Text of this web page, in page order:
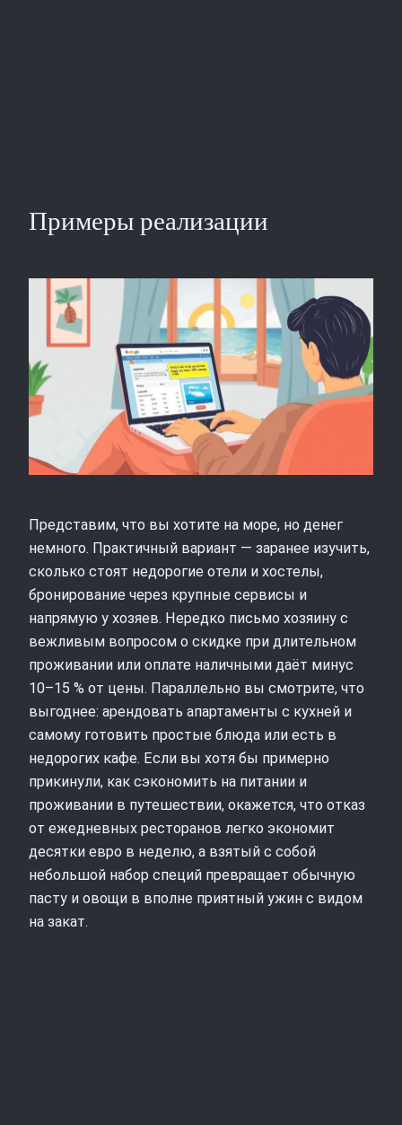
Примеры реализации
Представим, что вы хотите на море, но денег
немного. Практичный вариант — заранее изучить,
сколько стоят недорогие отели и хостелы,
бронирование через крупные сервисы и
напрямую у хозяев. Нередко письмо хозяину с
вежливым вопросом о скидке при длительном
проживании или оплате наличными даёт минус
10–15 % от цены. Параллельно вы смотрите, что
выгоднее: арендовать апартаменты с кухней и
самому готовить простые блюда или есть в
недорогих кафе. Если вы хотя бы примерно
прикинули, как сэкономить на питании и
проживании в путешествии, окажется, что отказ
от ежедневных ресторанов легко экономит
десятки евро в неделю, а взятый с собой
небольшой набор специй превращает обычную
пасту и овощи в вполне приятный ужин с видом
на закат.